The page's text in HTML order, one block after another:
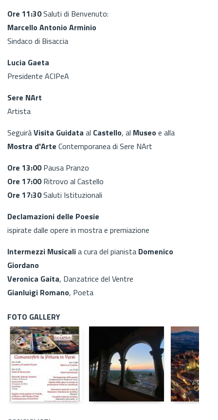
Ore 11:30Saluti di Benvenuto:
Marcello Antonio Arminio
Sindaco di Bisaccia
Lucia Gaeta
Presidente ACIPeA
Sere NArt
Artista
SeguiràVisita Guidata al Castello, al Museoe alla
Mostra d'Arte Contemporanea di Sere NArt
Ore 13:00Pausa Pranzo
Ore 17:00Ritrovo al Castello
Ore 17:30Saluti Istituzionali
Declamazioni delle Poesie
ispirate dalle opere in mostra e premiazione
Intermezzi Musicalia cura del pianista Domenico
Giordano
Veronica Gaita, Danzatrice del Ventre
Gianluigi Romano, Poeta
FOTO GALLERY